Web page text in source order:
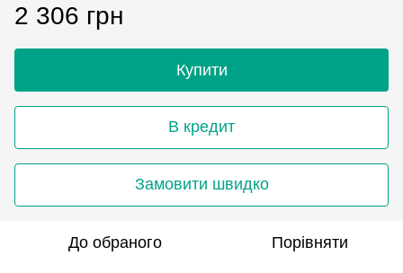
2 306 грн
Купити
В кредит
Замовити швидко
До обраного Порівняти